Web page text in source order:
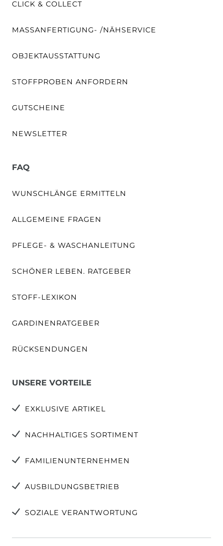
CLICK & COLLECT
MASSANFERTIGUNG- /NÄHSERVICE
OBJEKTAUSSTATTUNG
STOFFPROBEN ANFORDERN
GUTSCHEINE
NEWSLETTER
FAQ
WUNSCHLÄNGE ERMITTELN
ALLGEMEINE FRAGEN
PFLEGE- & WASCHANLEITUNG
SCHÖNER LEBEN. RATGEBER
STOFF-LEXIKON
GARDINENRATGEBER
RÜCKSENDUNGEN
UNSERE VORTEILE
EXKLUSIVE ARTIKEL
NACHHALTIGES SORTIMENT
FAMILIENUNTERNEHMEN
AUSBILDUNGSBETRIEB
SOZIALE VERANTWORTUNG